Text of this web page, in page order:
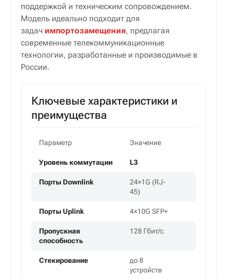
поддержкой и техническим сопровождением.
Модель идеально подходит для
задач импортозамещения, предлагая
современные телекоммуникационные
технологии, разработанные и производимые в
России.
Ключевые характеристики и
преимущества
Параметр Значение
Уровень коммутации L3
Порты Downlink
24×1G (RJ-
45)
Порты Uplink 4×10G SFP+
Пропускная
способность
128 Гбит/с
Стекирование
до 8
устройств